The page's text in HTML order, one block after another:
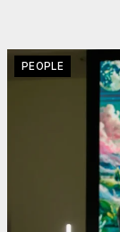
PEOPLE